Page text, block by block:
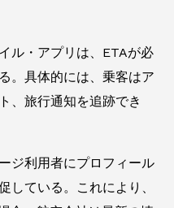
ル・アプリは、ETAが必
。具体的には、乗客はア
、旅行通知を追跡でき
ジ利用者にプロフィール
している。これにより、